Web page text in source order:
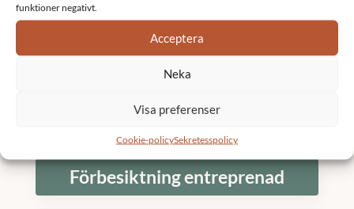
funktioner negativt.
Acceptera
Neka
Visa preferenser
Cookie-policySekretesspolicy
Relining brf
Fasadrenovering brf
Förbesiktning entreprenad